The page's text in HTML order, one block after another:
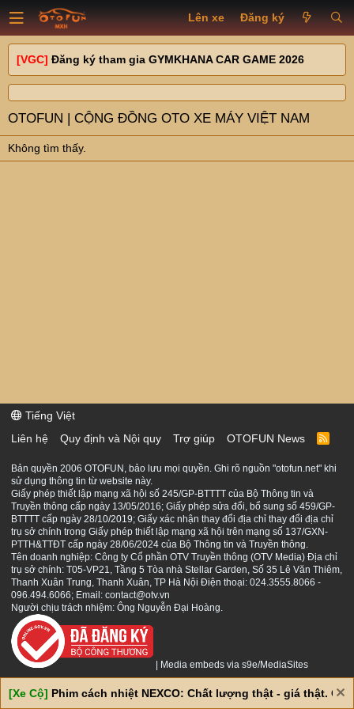
Lên xe Đăng ký
[VGC] Đăng ký tham gia GYMKHANA CAR GAME 2026
OTOFUN | CỘNG ĐỒNG OTO XE MÁY VIỆT NAM
Không tìm thấy.
Tiếng Việt
Liên hệ
Quy định và Nội quy Trợ giúp OTOFUN News
R
S
Bản quyền 2006 OTOFUN, bảo lưu mọi quyền. Ghi rõ nguồn "otofun.net" khi
sử dụng thông tin từ website này.
Giấy phép thiết lập mạng xã hội số 245/GP-BTTTT của Bộ Thông tin và
Truyền thông cấp ngày 13/05/2016; Giấy phép sửa đổi, bổ sung số 459/GP-
BTTTT cấp ngày 28/10/2019; Giấy xác nhận thay đổi địa chỉ thay đổi địa chỉ
trụ sở chính trong Giấy phép thiết lập mạng xã hội trên mạng số 137/GXN-
PTTH&TTĐT cấp ngày 28/06/2024 của Bộ Thông tin và Truyền thông.
Tên doanh nghiệp: Công ty Cổ phần OTV Truyền thông (OTV Media) Địa chỉ
trụ sở chính: T05-VP21, Tầng 5 Tòa nhà Stellar Garden, Số 35 Lê Văn Thiêm,
Thanh Xuân Trung, Thanh Xuân, TP Hà Nội Điện thoại: 024.3555.8066 -
096.494.6066; Email: contact@otv.vn
Người chịu trách nhiệm: Ông Nguyễn Đại Hoàng.
Media embeds via s9e/MediaSites
[Xe Cộ] Phim cách nhiệt NEXCO: Chất lượng thật - giá thật. Giá